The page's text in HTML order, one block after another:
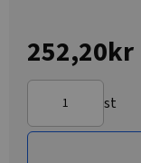
252,20kr
st